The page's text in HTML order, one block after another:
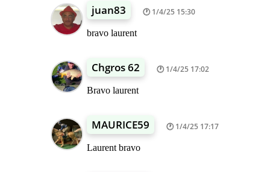
juan83 1/4/25 15:30
bravo laurent
Chgros 62 1/4/25 17:02
Bravo laurent
MAURICE59 1/4/25 17:17
Laurent bravo